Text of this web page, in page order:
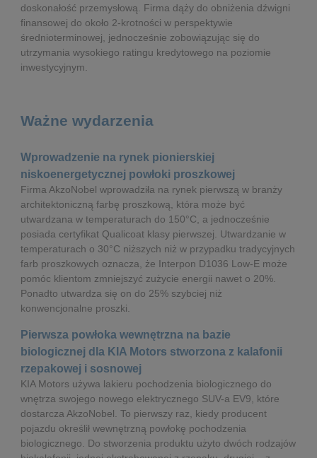
doskonałość przemysłową. Firma dąży do obniżenia dźwigni
finansowej do około 2-krotności w perspektywie
średnioterminowej, jednocześnie zobowiązując się do
utrzymania wysokiego ratingu kredytowego na poziomie
inwestycyjnym.
Ważne wydarzenia
Wprowadzenie na rynek pionierskiej
niskoenergetycznej powłoki proszkowej
Firma AkzoNobel wprowadziła na rynek pierwszą w branży
architektoniczną farbę proszkową, która może być
utwardzana w temperaturach do 150°C, a jednocześnie
posiada certyfikat Qualicoat klasy pierwszej. Utwardzanie w
temperaturach o 30°C niższych niż w przypadku tradycyjnych
farb proszkowych oznacza, że Interpon D1036 Low-E może
pomóc klientom zmniejszyć zużycie energii nawet o 20%.
Ponadto utwardza się on do 25% szybciej niż
konwencjonalne proszki.
Pierwsza powłoka wewnętrzna na bazie
biologicznej dla KIA Motors stworzona z kalafonii
rzepakowej i sosnowej
KIA Motors używa lakieru pochodzenia biologicznego do
wnętrza swojego nowego elektrycznego SUV-a EV9, które
dostarcza AkzoNobel. To pierwszy raz, kiedy producent
pojazdu określił wewnętrzną powłokę pochodzenia
biologicznego. Do stworzenia produktu użyto dwóch rodzajów